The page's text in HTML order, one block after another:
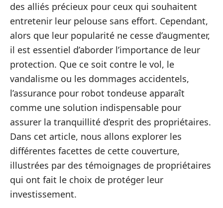
des alliés précieux pour ceux qui souhaitent
entretenir leur pelouse sans effort. Cependant,
alors que leur popularité ne cesse d’augmenter,
il est essentiel d’aborder l’importance de leur
protection. Que ce soit contre le vol, le
vandalisme ou les dommages accidentels,
l’assurance pour robot tondeuse apparaît
comme une solution indispensable pour
assurer la tranquillité d’esprit des propriétaires.
Dans cet article, nous allons explorer les
différentes facettes de cette couverture,
illustrées par des témoignages de propriétaires
qui ont fait le choix de protéger leur
investissement.